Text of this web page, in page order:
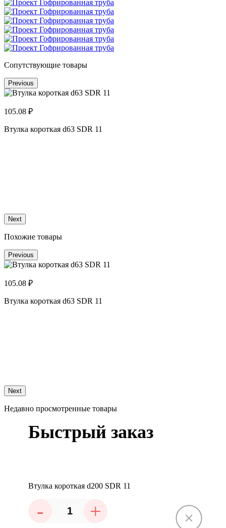
Сопутствующие товары
Previous
105.08 ₽
Втулка короткая d63 SDR 11
Next
Похожие товары
Previous
105.08 ₽
Втулка короткая d63 SDR 11
Next
Недавно просмотренные товары
Быстрый заказ
Втулка короткая d200 SDR 11
- +